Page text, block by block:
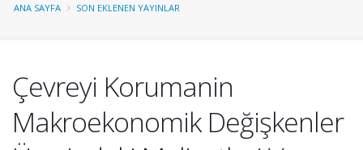
ANA SAYFA SON EKLENEN YAYINLAR
Çevreyi Korumanin
Makroekonomik Değişkenler